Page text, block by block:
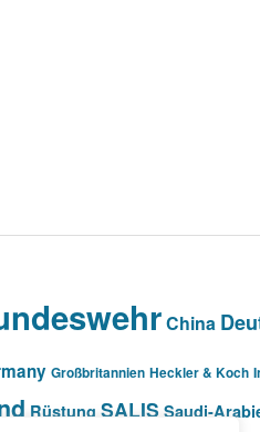
China
Großbritannien Heckler & Koch
Rüstung SALIS Saudi-